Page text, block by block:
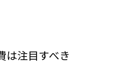
は注目すべき